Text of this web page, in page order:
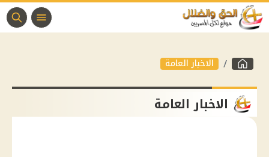
الاخبار العامة
الاخبار العامة